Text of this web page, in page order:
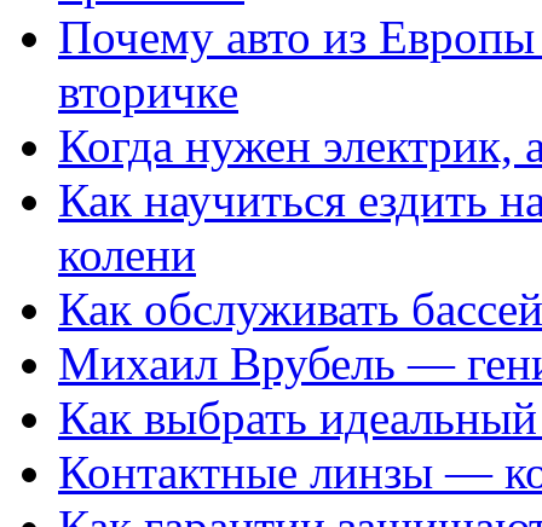
Почему авто из
вторичке
Когда нужен электрик,
Как научиться ездить
колени
Как обслуживать
Михаил Врубель —
Как выбрать
Контактные линзы —